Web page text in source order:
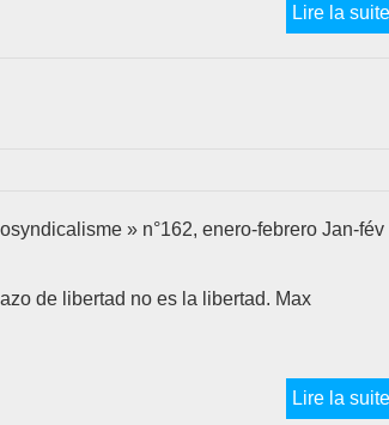
Lire la suite
» n°162, enero-febrero Jan-fév
de libertad no es la libertad. Max
Lire la suite